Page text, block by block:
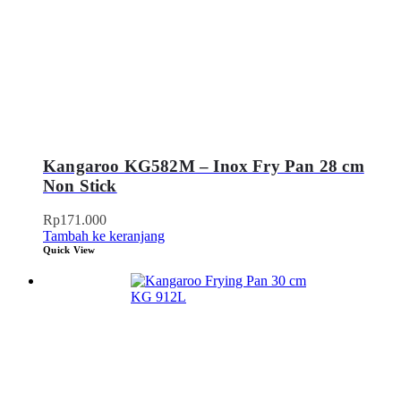
Kangaroo KG582M – Inox Fry Pan 28 cm
Non Stick
Rp171.000
Tambah ke keranjang
Quick View